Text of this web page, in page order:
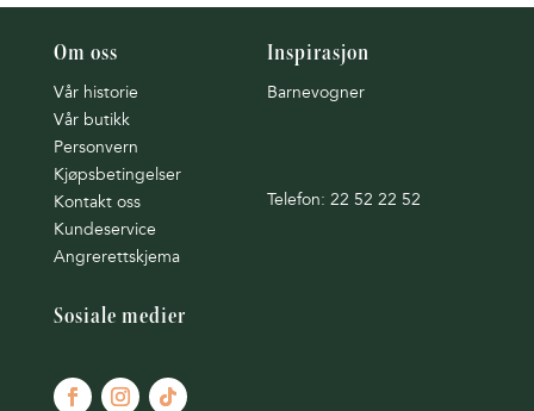
Om oss
Vår historie
Vår butikk
Personvern
Kjøpsbetingelser
Kontakt oss
Kundeservice
Angrerettskjema
Inspirasjon
Barnevogner
Telefon: 22 52 22 52
Sosiale medier